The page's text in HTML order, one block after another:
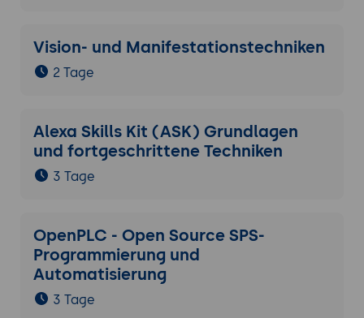
Vision- und Manifestationstechniken
2 Tage
Alexa Skills Kit (ASK) Grundlagen
und fortgeschrittene Techniken
3 Tage
OpenPLC - Open Source SPS-
Programmierung und
Automatisierung
3 Tage